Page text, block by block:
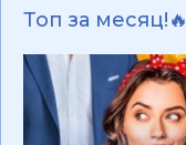
Топ за месяц!🔥